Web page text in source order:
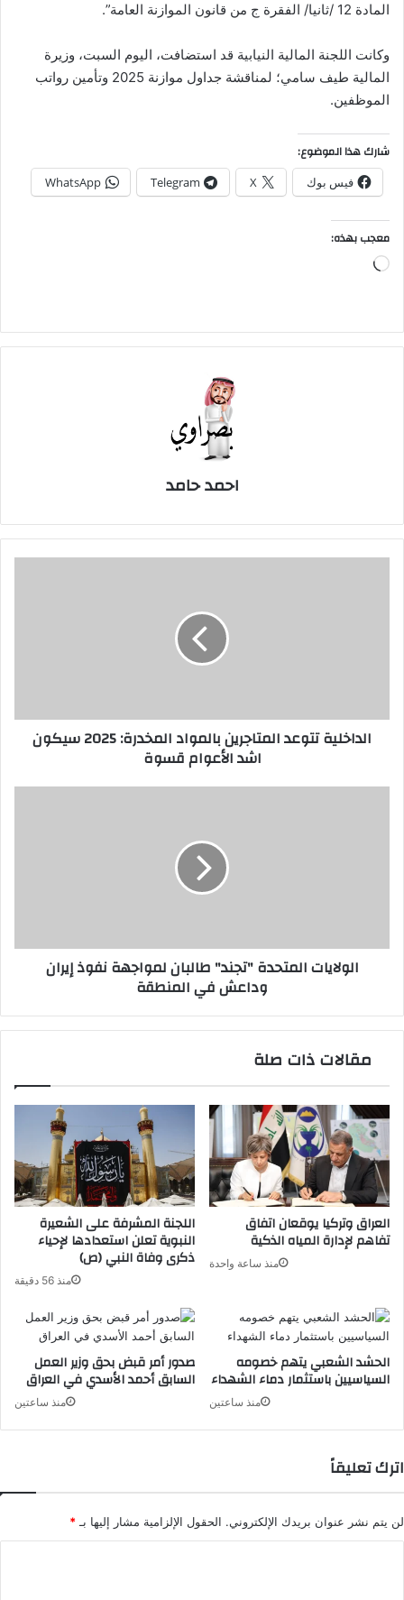
المادة 12 /ثانيا/ الفقرة ج من قانون الموازنة العامة”.
وكانت اللجنة المالية النيابية قد استضافت، اليوم السبت، وزيرة
المالية طيف سامي؛ لمناقشة جداول موازنة 2025 وتأمين رواتب
الموظفين.
شارك هذا الموضوع:
فيس بوك X
Telegram
WhatsApp
معجب بهذه:
جاري
احمد حامد
الأعوام
قسوة
الداخلية تتوعد المتاجرين بالمواد المخدرة: 2025 سيكون
اشد الأعوام قسوة
في
المنطقةالولايات المتحدة "تجند" طالبان لمواجهة نفوذ إيران
وداعش في المنطقة
مقالات ذات صلة
اللجنة المشرفة على الشعيرة
النبوية تعلن استعدادها لإحياء
ذكرى وفاة النبي (ص)
منذ 56 دقيقة
العراق وتركيا يوقعان اتفاق
تفاهم لإدارة المياه الذكية
منذ ساعة واحدة
صدور أمر قبض بحق وزير العمل
السابق أحمد الأسدي في العراق
منذ ساعتين
الحشد الشعبي يتهم خصومه
السياسيين باستثمار دماء الشهداء
منذ ساعتين
اترك تعليقاً
لن يتم نشر عنوان بريدك الإلكتروني. الحقول الإلزامية مشار إليها بـ *